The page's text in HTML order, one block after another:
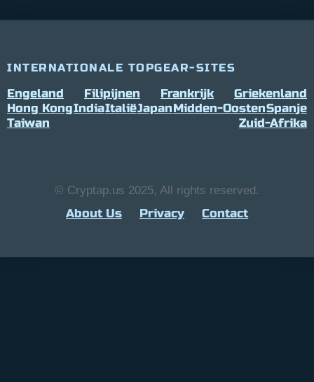
INTERNATIONALE TOPGEAR-SITES
Engeland Filipijnen Frankrijk
Griekenland
Hong KongIndiaItaliëJapanMidden-OostenSpanje
Taiwan
Zuid-Afrika
© Cryptap.us 2025, All rights reserved.
About Us Privacy Contact